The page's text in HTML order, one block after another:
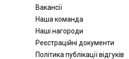
Вакансії
Наша команда
Наші нагороди
Реєстраційні документи
Політика публікації відгуків